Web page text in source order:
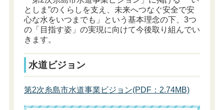
としま”のくらしを支え、未来へつなぐ安全で安
心な水をいつまでも」という基本理念の下、3つ
の「目指す姿」の実現に向けて今後取り組んでい
きます。
水道ビジョン
第2次糸島市水道事業ビジョン(PDF：2.74MB)